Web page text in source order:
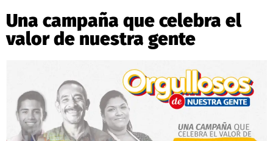
Una campaña que celebra el
valor de nuestra gente